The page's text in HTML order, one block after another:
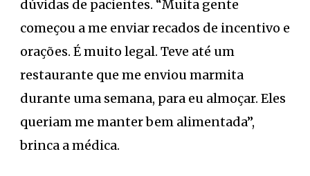
dúvidas de pacientes. “Muita gente
começou a me enviar recados de incentivo e
orações. É muito legal. Teve até um
restaurante que me enviou marmita
durante uma semana, para eu almoçar. Eles
queriam me manter bem alimentada”,
brinca a médica.